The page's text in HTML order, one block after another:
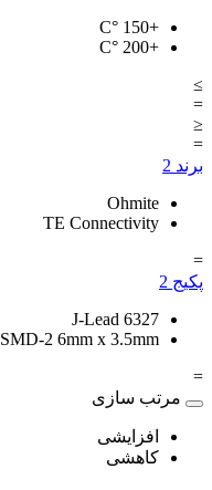
+150
°C
+200
°C
≥
=
≤
=
برند 2
Ohmite
TE Connectivity
=
پکیج 2
6327 J-Lead
SMD-2 6mm x 3.5mm
=
مرتب سازی
افزایشی
کاهشی